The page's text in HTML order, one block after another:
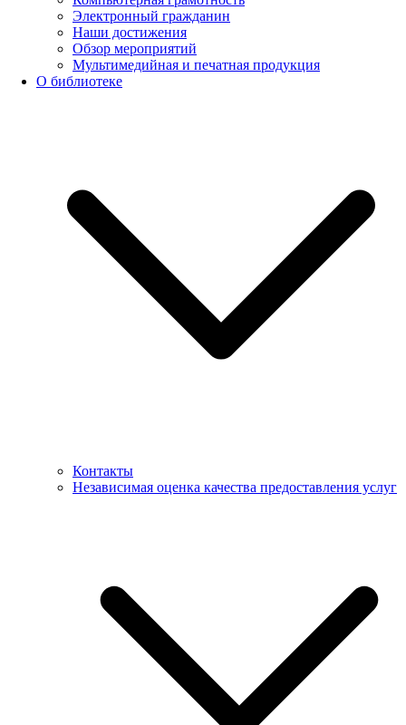
Электронный гражданин
Наши достижения
Обзор мероприятий
Мультимедийная и печатная продукция
О библиотеке
Контакты
Независимая оценка качества предоставления услуг